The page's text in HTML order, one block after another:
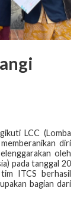
LCC (Lomba
diri
oleh
pada tanggal 20
ITCS berhasil
bagian dari